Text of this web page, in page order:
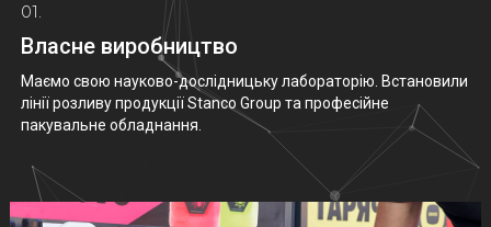
01.
Власне виробництво
Маємо свою науково-дослідницьку лабораторію. Встановили
лінії розливу продукції Stanco Group та професійне
пакувальне обладнання.